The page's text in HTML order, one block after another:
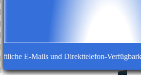
E-Mails und Direkttelefon-Verfügbarkeit